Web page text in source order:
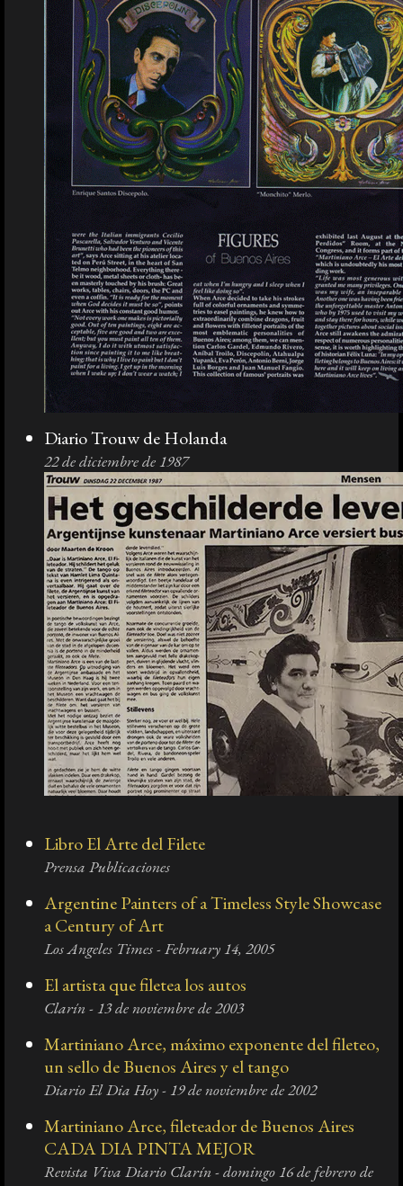
Diario Trouw de Holanda
22 de diciembre de 1987
Libro El Arte del Filete
Prensa Publicaciones
Argentine Painters of a Timeless Style Showcase
a Century of Art
Los Angeles Times - February 14, 2005
El artista que filetea los autos
Clarín - 13 de noviembre de 2003
Martiniano Arce, máximo exponente del fileteo,
un sello de Buenos Aires y el tango
Diario El Dia Hoy - 19 de noviembre de 2002
Martiniano Arce, fileteador de Buenos Aires
CADA DIA PINTA MEJOR
Revista Viva Diario Clarín - domingo 16 de febrero de